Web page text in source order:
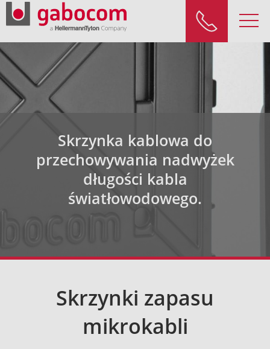
Skrzynka kablowa do
przechowywania nadwyżek
długości kabla
światłowodowego.
Skrzynki zapasu
mikrokabli